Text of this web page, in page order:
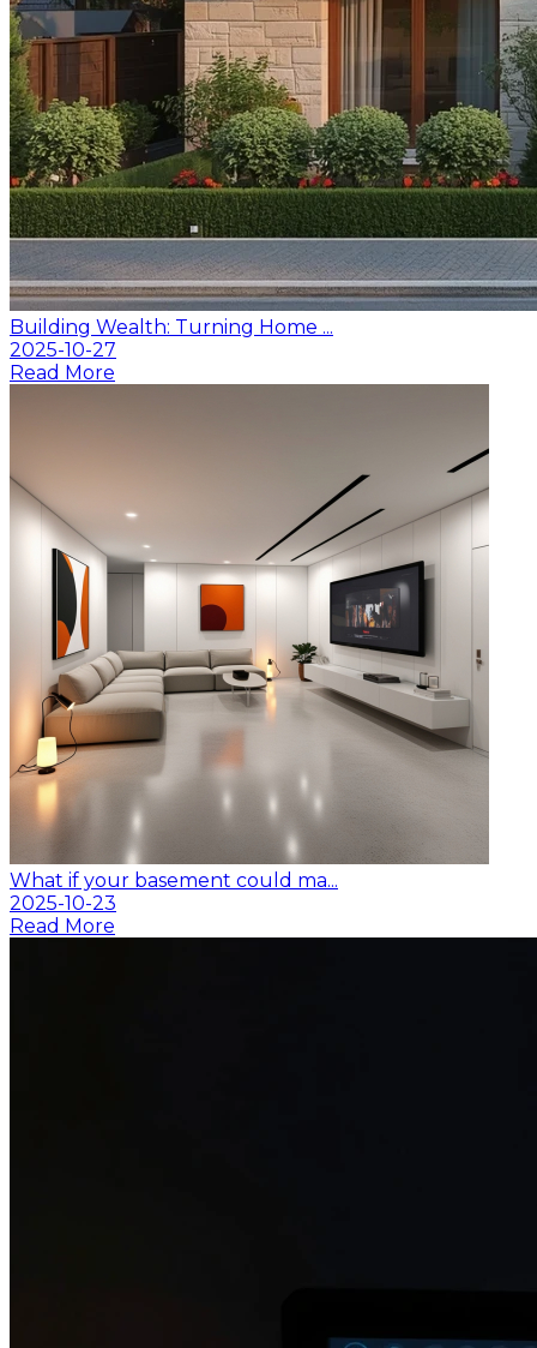
Building Wealth: Turning Home ...
2025-10-27
Read More
What if your basement could ma...
2025-10-23
Read More